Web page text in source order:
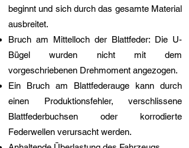
beginnt und sich durch das gesamte Material
ausbreitet.
Bruch am Mittelloch der Blattfeder: Die U-
Bügel wurden nicht mit dem
vorgeschriebenen Drehmoment angezogen.
Ein Bruch am Blattfederauge kann durch
einen Produktionsfehler, verschlissene
Blattfederbuchsen oder korrodierte
Federwellen verursacht werden.